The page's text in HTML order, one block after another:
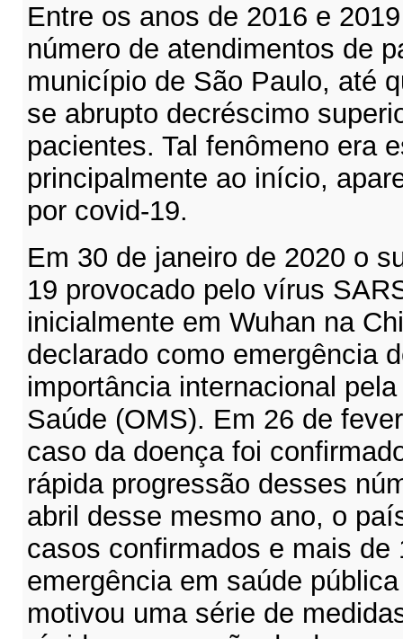
Entre os anos de 2016 e
número de atendimentos de
município de São Paulo, até
se abrupto decréscimo
pacientes. Tal fenômeno era
principalmente ao início,
por covid-19.
Em 30 de janeiro de 2020 o
19 provocado pelo vírus
inicialmente em Wuhan na
declarado como emergência
importância internacional
Saúde (OMS). Em 26 de
caso da doença foi
rápida progressão desses
abril desse mesmo ano, o
casos confirmados e mais de
emergência em saúde
motivou uma série de